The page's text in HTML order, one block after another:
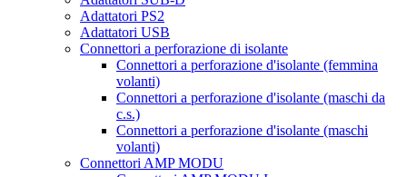
Adattatori PS2
Adattatori USB
Connettori a perforazione di isolante
Connettori a perforazione d'isolante (femmina
volanti)
Connettori a perforazione d'isolante (maschi da
c.s.)
Connettori a perforazione d'isolante (maschi
volanti)
Connettori AMP MODU